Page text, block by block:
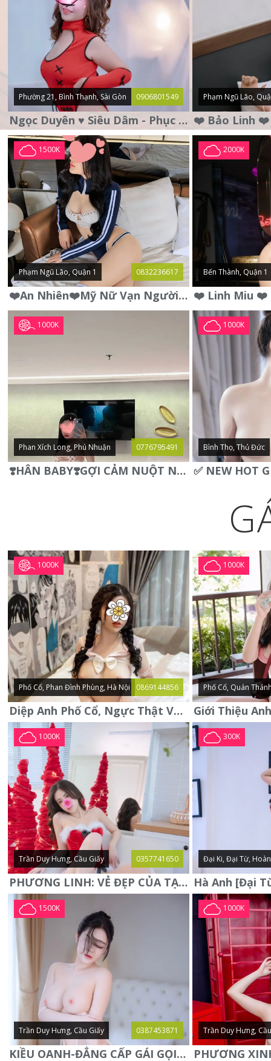
Phường 21, Bình Thạnh, Sài Gòn 0906801549
Ngọc Duyên ♥️ Siêu Dâm - Phục Vụ Tận Tình - Chu Đáo
Phạm Ngũ Lão,
1500K
Phạm Ngũ Lão, Quận 1 0832236617
❤️An Nhiên❤️Mỹ Nữ Vạn Người Mê,Da Trắng, Mặt Xynh, Đẹp Từng
2000K
Bến Thành, Quận 1
1000K
Phan Xích Long, Phú Nhuận 0776795491
❣️HÂN BABY❣️GỢI CẢM NUỘT NÀ DÁNG SON XINH XINH QUYẾN RŨ
1000K
Bình Thọ, Thủ Đức
1000K
Phố Cổ, Phan Đình Phùng, Hà Nội 0869144856
Diệp Anh Phố Cổ, Ngực Thật Vú To Thơm Tho Quyến Rũ
1000K
Phố Cổ, Quán
1000K
Trần Duy Hưng, Cầu Giấy 0357741650
PHƯƠNG LINH: VẺ ĐẸP CỦA TẠO HÓA, XINH ĐẸP, SEXY, QUYỄN RŨ
300K
Đại Ki, Đại Từ,
1500K
Trần Duy Hưng, Cầu Giấy 0387453871
KIỀU OANH-ĐẲNG CẤP GÁI GỌI XINH SANG-NGOAN NGOÃN
1000K
Trần Duy Hưng,